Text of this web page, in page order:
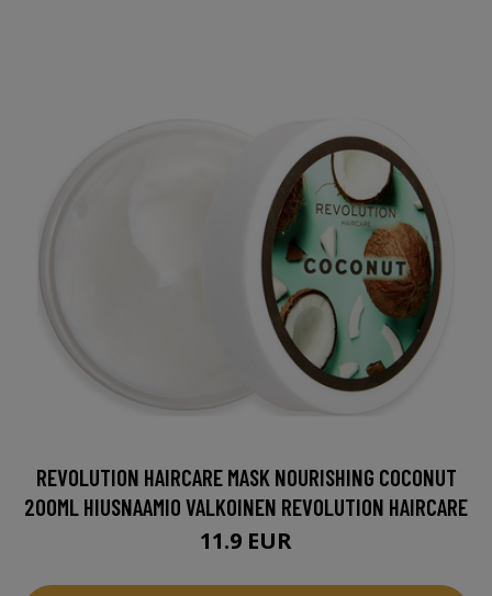
REVOLUTION HAIRCARE MASK NOURISHING COCONUT
200ML HIUSNAAMIO VALKOINEN REVOLUTION HAIRCARE
11.9 EUR